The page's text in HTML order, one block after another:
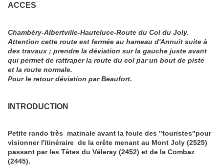
ACCES
Chambéry-Albertville-Hauteluce-Route du Col du Joly.
Attention cette route est fermée au hameau d'Annuit suite à
des travaux ; prendre la déviation sur la gauche juste avant
qui permet de rattraper la route du col par un bout de piste
et la route normale.
Pour le retour déviation par Beaufort.
INTRODUCTION
Petite rando très matinale avant la foule des "touristes"pour
visionner l'itinéraire de la crête menant au Mont Joly (2525)
passant par les Têtes du Véleray (2452) et de la Combaz
(2445).